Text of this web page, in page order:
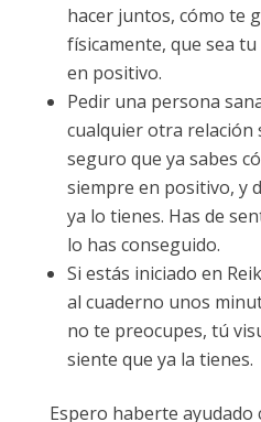
hacer juntos, cómo te
físicamente, que sea
en positivo.
Pedir una persona
cualquier otra relación
seguro que ya sabes
siempre en positivo, y
ya lo tienes. Has de
lo has conseguido.
Si estás iniciado en
al cuaderno unos
no te preocupes, tú
siente que ya la tienes.
Espero haberte ayudado